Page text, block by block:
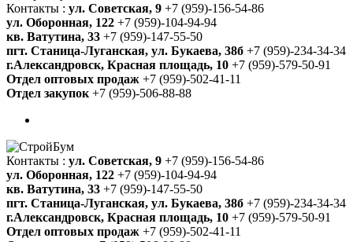
Контакты : ул. Советская, 9 +7 (959)-156-54-86
ул. Оборонная, 122 +7 (959)-104-94-94
кв. Ватутина, 33 +7 (959)-147-55-50
пгт. Станица-Луганская, ул. Букаева, 38б +7 (959)-234-34-34
г.Александровск, Красная площадь, 10 +7 (959)-579-50-91
Отдел оптовых продаж +7 (959)-502-41-11
Отдел закупок +7 (959)-506-88-88
Контакты : ул. Советская, 9 +7 (959)-156-54-86
ул. Оборонная, 122 +7 (959)-104-94-94
кв. Ватутина, 33 +7 (959)-147-55-50
пгт. Станица-Луганская, ул. Букаева, 38б +7 (959)-234-34-34
г.Александровск, Красная площадь, 10 +7 (959)-579-50-91
Отдел оптовых продаж +7 (959)-502-41-11